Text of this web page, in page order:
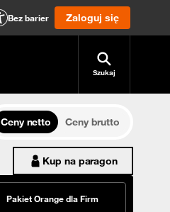
Bez barier Zaloguj się
Szukaj
Ceny netto
Ceny brutto
Kup na paragon
Pakiet Orange dla Firm